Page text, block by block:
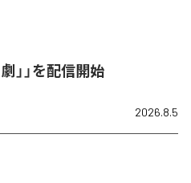
」」を配信開始
2026.8.5